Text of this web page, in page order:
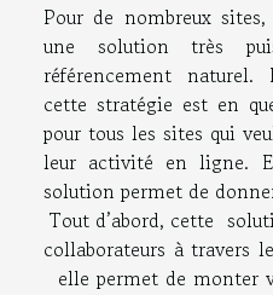
Pour de nombreux
une solution très
référencement naturel.
cette stratégie est en
pour tous les sites qui
leur activité en ligne.
solution permet de
Tout d’abord, cette
collaborateurs à travers
elle permet de monter